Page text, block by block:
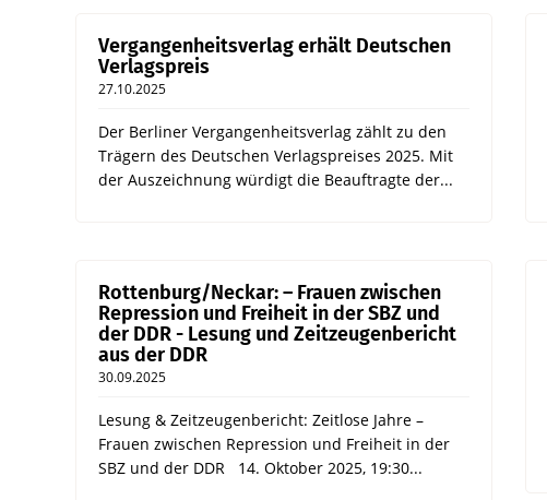
Vergangenheitsverlag erhält Deutschen
Verlagspreis
27.10.2025
Der Berliner Vergangenheitsverlag zählt zu den
Trägern des Deutschen Verlagspreises 2025. Mit
der Auszeichnung würdigt die Beauftragte der...
Rottenburg/Neckar: – Frauen zwischen
Repression und Freiheit in der SBZ und
der DDR - Lesung und Zeitzeugenbericht
aus der DDR
30.09.2025
Lesung & Zeitzeugenbericht: Zeitlose Jahre –
Frauen zwischen Repression und Freiheit in der
SBZ und der DDR 14. Oktober 2025, 19:30...